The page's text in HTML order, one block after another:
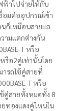
ฟ้าไปจ่ายให้กับ
อมต่ออุปกรณ์เข้า
ก็เหมือนสายแล
ามแตกต่างกัน
T หรือ
หรือ2คู่เท่านั้นโดย
ารถใช้คู่สายที่
T หรือ
คู่สายทั้งหมดทั้ง 8
ทองแดงคู่ไหนใน